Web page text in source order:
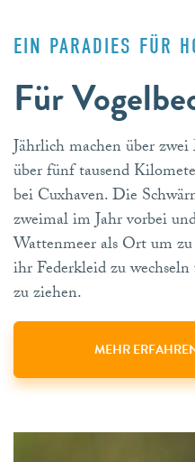
Für
EIN PARADIES FÜR
Jährlich machen über
über fünf tausend
bei Cuxhaven. Die
zweimal im Jahr vorbei
Wattenmeer als Ort um
ihr Federkleid zu
zu ziehen.
MEHR